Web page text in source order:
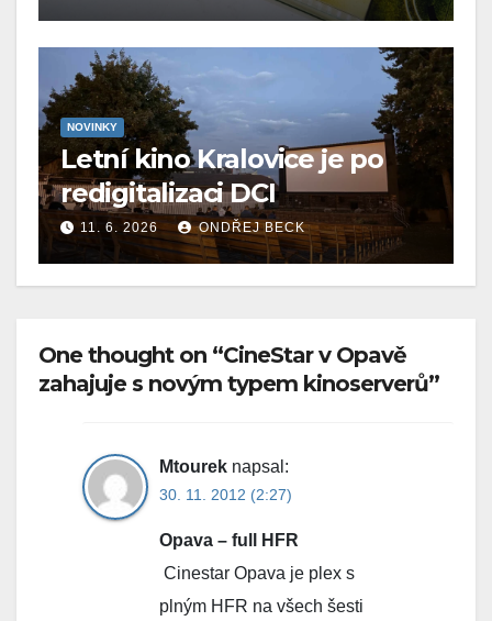
NOVINKY
Letní kino Kralovice je po
redigitalizaci DCI
11. 6. 2026 ONDŘEJ BECK
One thought on “CineStar v Opavě
zahajuje s novým typem kinoserverů”
Mtourek napsal:
30. 11. 2012 (2:27)
Opava – full HFR
Cinestar Opava je plex s
plným HFR na všech šesti